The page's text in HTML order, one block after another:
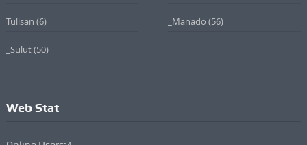
Tulisan (6) _Manado (56)
_Sulut(50)
Web Stat